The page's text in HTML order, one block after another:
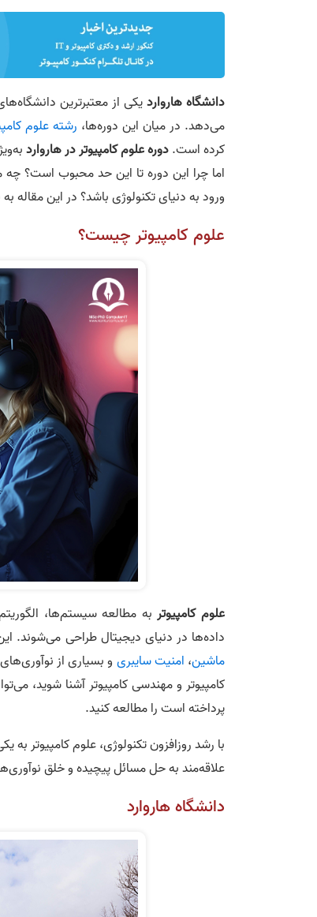
دانشگاه هارواردیکی از معتبرترین
می‌دهد. در میان این دوره‌ها، رشته علوم
کرده است.دوره علوم کامپیوتر در هاروارد
اما چرا این دوره تا این حد محبوب است؟
ورود به دنیای تکنولوژی باشد؟ در این مقاله
علوم کامپیوتر چیست؟
علوم کامپیوتربه مطالعه سیستم‌ها،
داده‌ها در دنیای دیجیتال طراحی می‌شوند.
ماشین، امنیت سایبری و بسیاری از
کامپیوتر و مهندسی کامپیوتر آشنا شوید،
پرداخته است را مطالعه کنید.
با رشد روزافزون تکنولوژی، علوم کامپیوتر
علاقه‌مند به حل مسائل پیچیده و خلق
دانشگاه هاروارد